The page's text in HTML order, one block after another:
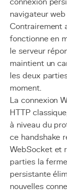
connexion
navigateur
Contrairement
fonctionne en
le serveur
maintient un
les deux
moment.
La connexion
HTTP
à niveau du
ce handshake
WebSocket et
parties la
persistante
nouvelles